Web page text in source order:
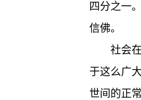
四分之一
信佛。
社会
于这么广
世间的正